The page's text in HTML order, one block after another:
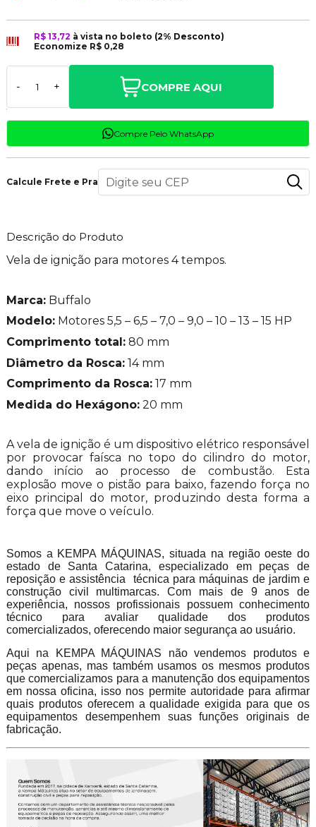
R$ 13,72 à vista no boleto (2% Desconto)
Economize R$ 0,28
- + COMPRE AQUI
Compre Pelo WhatsApp
Calcule Frete e Prazo
Descrição do Produto
Vela de ignição para motores 4 tempos.
Marca:Buffalo
Modelo:Motores 5,5 – 6,5 – 7,0 – 9,0 – 10 – 13 – 15 HP
Comprimento total:80 mm
Diâmetro da Rosca:14 mm
Comprimento da Rosca:17 mm
Medida do Hexágono:20 mm
A vela de ignição é um dispositivo elétrico responsável
por provocar faísca no topo do cilindro do motor,
dando início ao processo de combustão. Esta
explosão move o pistão para baixo, fazendo força no
eixo principal do motor, produzindo desta forma a
força que move o veículo.
Somos a KEMPA MÁQUINAS, situada na região oeste do
estado de Santa Catarina, especializado em peças de
reposição e assistência técnica para máquinas de jardim e
construção civil multimarcas. Com mais de 9 anos de
experiência, nossos profissionais possuem conhecimento
técnico para avaliar qualidade dos produtos
comercializados, oferecendo maior segurança ao usuário.
Aqui na KEMPA MÁQUINAS não vendemos produtos e
peças apenas, mas também usamos os mesmos produtos
que comercializamos para a manutenção dos equipamentos
em nossa oficina, isso nos permite autoridade para afirmar
quais produtos oferecem a qualidade exigida para que os
equipamentos desempenhem suas funções originais de
fabricação.